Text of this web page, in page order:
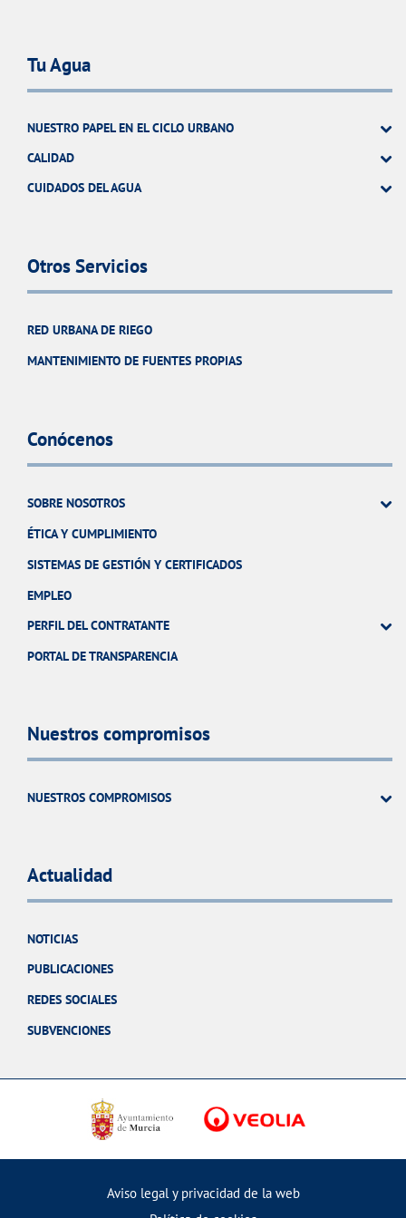
Tu Agua
NUESTRO PAPEL EN EL CICLO URBANO
CALIDAD
CUIDADOS DEL AGUA
Otros Servicios
RED URBANA DE RIEGO
MANTENIMIENTO DE FUENTES PROPIAS
Conócenos
SOBRE NOSOTROS
ÉTICA Y CUMPLIMIENTO
SISTEMAS DE GESTIÓN Y CERTIFICADOS
EMPLEO
PERFIL DEL CONTRATANTE
PORTAL DE TRANSPARENCIA
Nuestros compromisos
NUESTROS COMPROMISOS
Actualidad
NOTICIAS
PUBLICACIONES
REDES SOCIALES
SUBVENCIONES
Aviso legal y privacidad de la web